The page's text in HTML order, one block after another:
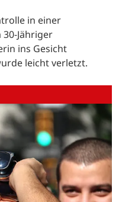
in einer
Jähriger
ins Gesicht
leicht verletzt.